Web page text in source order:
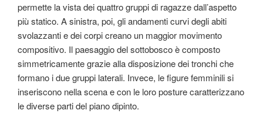
permette la vista dei quattro gruppi di ragazze dall’aspetto
più statico. A sinistra, poi, gli andamenti curvi degli abiti
svolazzanti e dei corpi creano un maggior movimento
compositivo. Il paesaggio del sottobosco è composto
simmetricamente grazie alla disposizione dei tronchi che
formano i due gruppi laterali. Invece, le figure femminili si
inseriscono nella scena e con le loro posture caratterizzano
le diverse parti del piano dipinto.